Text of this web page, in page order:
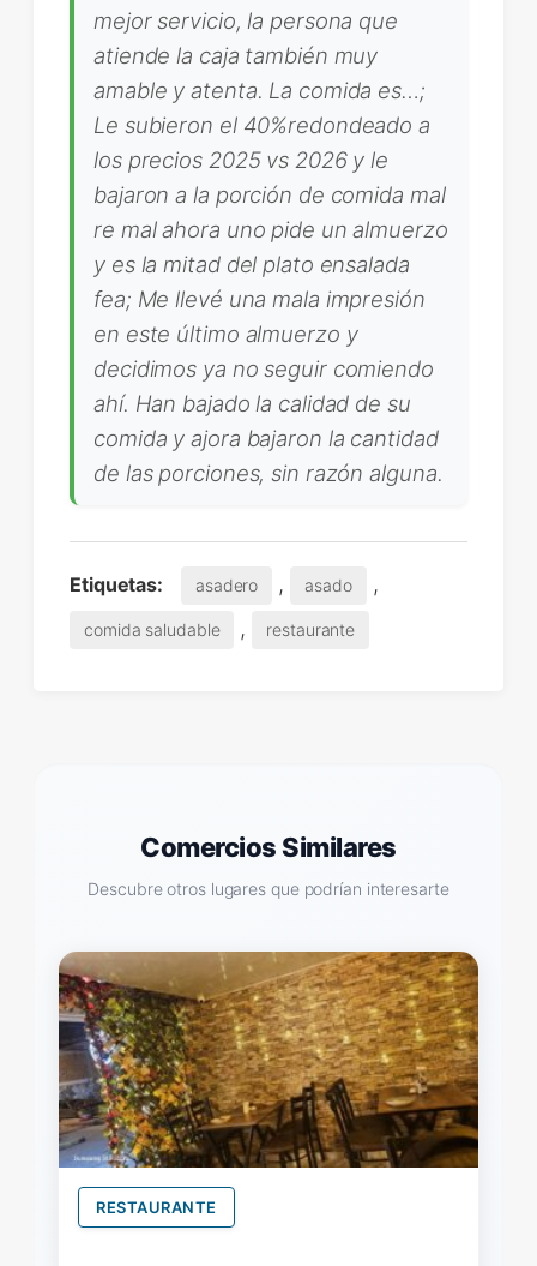
mejor servicio, la persona que
atiende la caja también muy
amable y atenta. La comida es…;
Le subieron el 40%redondeado a
los precios 2025 vs 2026 y le
bajaron a la porción de comida mal
re mal ahora uno pide un almuerzo
y es la mitad del plato ensalada
fea; Me llevé una mala impresión
en este último almuerzo y
decidimos ya no seguir comiendo
ahí. Han bajado la calidad de su
comida y ajora bajaron la cantidad
de las porciones, sin razón alguna.
Etiquetas: asadero , asado ,
comida saludable , restaurante
Comercios Similares
Descubre otros lugares que podrían interesarte
RESTAURANTE